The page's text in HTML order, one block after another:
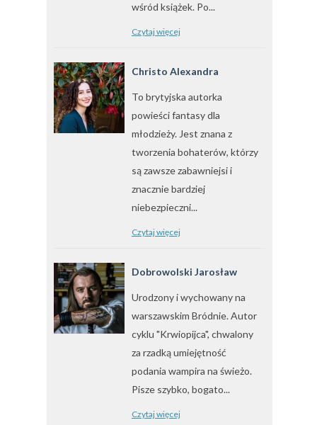
wśród książek. Po...
Czytaj więcej
Christo Alexandra
To brytyjska autorka
powieści fantasy dla
młodzieży. Jest znana z
tworzenia bohaterów, którzy
są zawsze zabawniejsi i
znacznie bardziej
niebezpieczni...
Czytaj więcej
Dobrowolski Jarosław
Urodzony i wychowany na
warszawskim Bródnie. Autor
cyklu "Krwiopijca", chwalony
za rzadką umiejętność
podania wampira na świeżo.
Pisze szybko, bogato...
Czytaj więcej